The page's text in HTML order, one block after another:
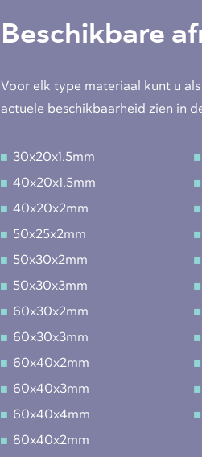
Beschikbare
Voor elk type materiaal kunt u
actuele beschikbaarheid zien in
30x20x1.5mm
40x20x1.5mm
40x20x2mm
50x25x2mm
50x30x2mm
50x30x3mm
60x30x2mm
60x30x3mm
60x40x2mm
60x40x3mm
60x40x4mm
80x40x2mm